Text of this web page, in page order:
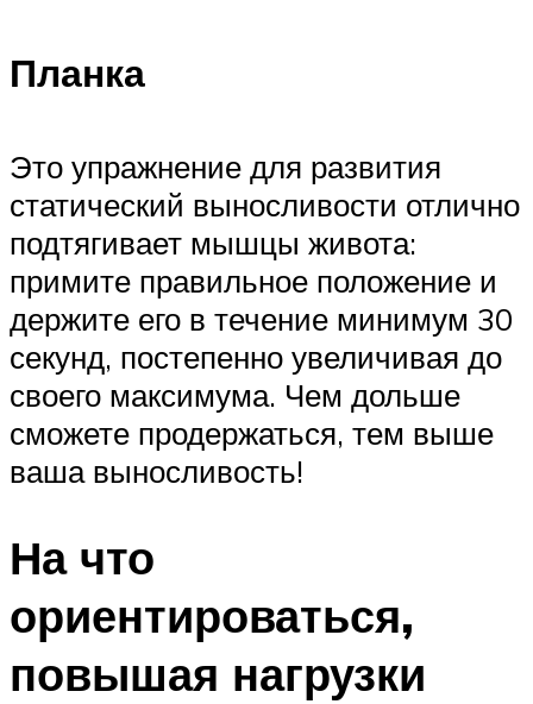
Планка
Это упражнение для развития
статический выносливости отлично
подтягивает мышцы живота:
примите правильное положение и
держите его в течение минимум 30
секунд, постепенно увеличивая до
своего максимума. Чем дольше
сможете продержаться, тем выше
ваша выносливость!
На что
ориентироваться,
повышая нагрузки